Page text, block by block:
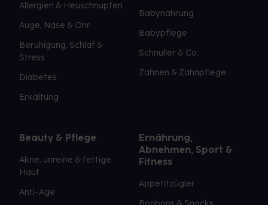
Allergien & Heuschnupfen
Auge, Nase & Ohr
Beruhigung, Schlaf &
Stress
Diabetes
Erkältung
Babynahrung
Babypflege
Schnuller & Co.
Zahnen & Zahnpflege
Beauty & Pflege
Akne, unreine & fettige
Haut
Anti-Age
Ernährung,
Abnehmen, Sport &
Fitness
Appetitzügler